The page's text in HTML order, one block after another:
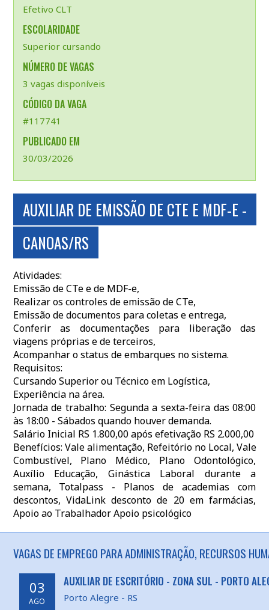
Efetivo CLT
ESCOLARIDADE
Superior cursando
NÚMERO DE VAGAS
3 vagas disponíveis
CÓDIGO DA VAGA
#117741
PUBLICADO EM
30/03/2026
AUXILIAR DE EMISSÃO DE CTE E MDF-E -
CANOAS/RS
Atividades:
Emissão de CTe e de MDF-e,
Realizar os controles de emissão de CTe,
Emissão de documentos para coletas e entrega,
Conferir as documentações para liberação das
viagens próprias e de terceiros,
Acompanhar o status de embarques no sistema.
Requisitos:
Cursando Superior ou Técnico em Logística,
Experiência na área.
Jornada de trabalho: Segunda a sexta-feira das 08:00
às 18:00 - Sábados quando houver demanda.
Salário Inicial RS 1.800,00 após efetivação RS 2.000,00
Benefícios: Vale alimentação, Refeitório no Local, Vale
Combustível, Plano Médico, Plano Odontológico,
Auxílio Educação, Ginástica Laboral durante a
semana, Totalpass - Planos de academias com
descontos, VidaLink desconto de 20 em farmácias,
Apoio ao Trabalhador Apoio psicológico
VAGAS DE EMPREGO PARA ADMINISTRAÇÃO, RECURSOS
03
AGO
AUXILIAR DE ESCRITÓRIO - ZONA SUL - PORTO
Porto Alegre - RS